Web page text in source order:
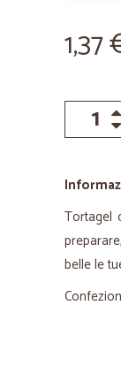
1,37
Tortagel
belle le